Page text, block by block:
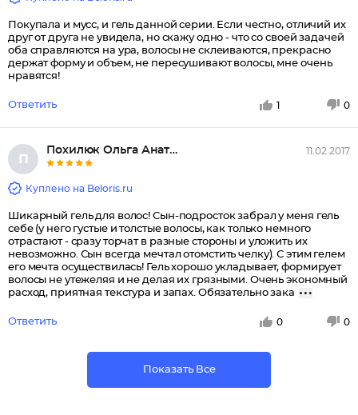
Покупала и мусс, и гель данной серии. Если честно, отличий их
друг от друга не увидела, но скажу одно - что со своей задачей
оба справляются на ура, волосы не склеиваются, прекрасно
держат форму и объем, не пересушивают волосы, мне очень
нравятся!
Ответить 1 0
П
Похилюк Ольга Анатольевна 11.02.2017
Куплено на Beloris.ru
Шикарный гель для волос! Сын-подросток забрал у меня гель
себе (у него густые и толстые волосы, как только немного
отрастают - сразу торчат в разные стороны и уложить их
невозможно. Сын всегда мечтал отомстить челку). С этим гелем
его мечта осуществилась! Гель хорошо укладывает, формирует
волосы не утежеляя и не делая их грязными. Очень экономный
расход, приятная текстура и запах. Обязательно зака
Ответить 0 0
Показать Все